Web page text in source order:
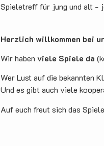
Spieletreff für jung und alt -
Herzlich willkommen bei
Wir haben viele Spiele da
Wer Lust auf die bekannten
Und es gibt auch viele
Auf euch freut sich das